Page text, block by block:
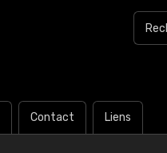
Contact Liens